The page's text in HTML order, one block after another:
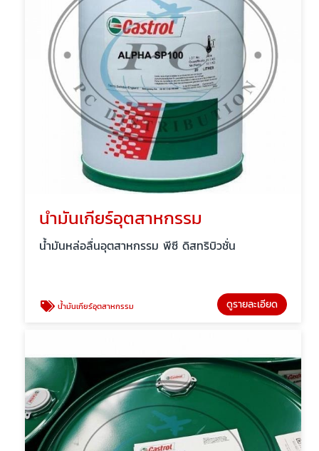
น้ำมันเกียร์อุตสาหกรรม
น้ำมันหล่อลื่นอุตสาหกรรม พีซี ดิสทริบิวชั่น
น้ำมันเกียร์อุตสาหกรรม ดูรายละเอียด